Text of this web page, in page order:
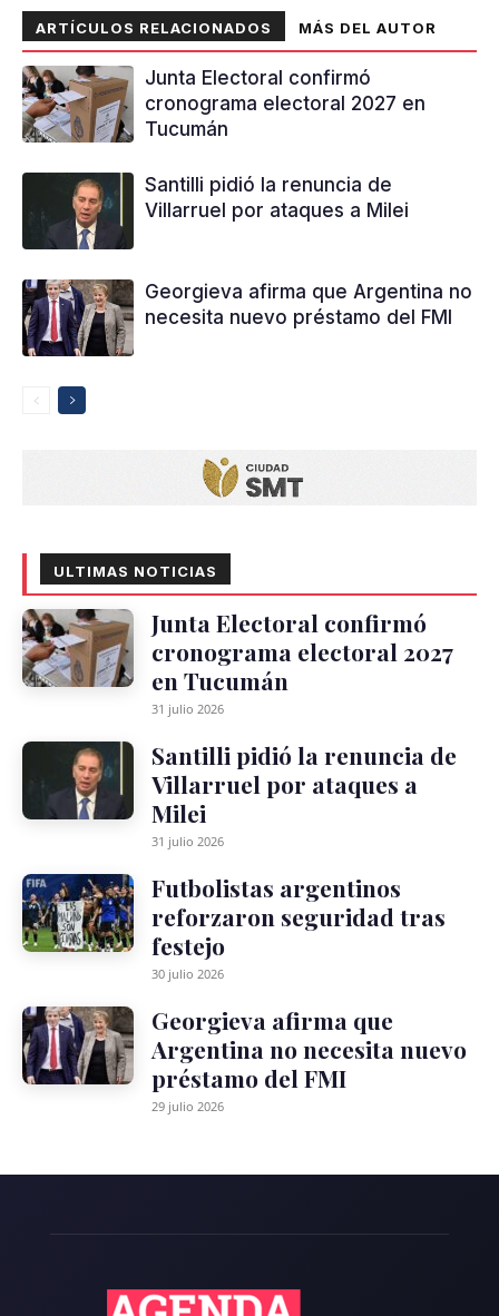
ARTÍCULOS RELACIONADOS MÁS DEL AUTOR
Junta Electoral confirmó
cronograma electoral 2027 en
Tucumán
Santilli pidió la renuncia de
Villarruel por ataques a Milei
Georgieva afirma que Argentina no
necesita nuevo préstamo del FMI
ULTIMAS NOTICIAS
Junta Electoral confirmó
cronograma electoral 2027
en Tucumán
31 julio 2026
Santilli pidió la renuncia de
Villarruel por ataques a
Milei
31 julio 2026
Futbolistas argentinos
reforzaron seguridad tras
festejo
30 julio 2026
Georgieva afirma que
Argentina no necesita nuevo
préstamo del FMI
29 julio 2026